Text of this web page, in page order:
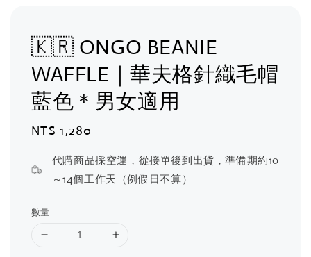
🇰🇷 ONGO BEANIE
WAFFLE｜華夫格針織毛帽
藍色＊男女適用
Regular
NT$ 1,280
代購商品採空運，從接單後到出貨，準備期約10
～14個工作天（例假日不算）
數量